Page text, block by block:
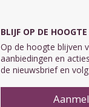
BLIJF OP DE HOOGTE
Op de hoogte blijven
aanbiedingen en
de nieuwsbrief en